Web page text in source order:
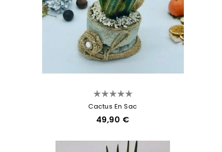
Cactus En Sac
49,90 €